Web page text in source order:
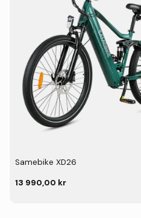
Samebike XD26
13 990,00 kr